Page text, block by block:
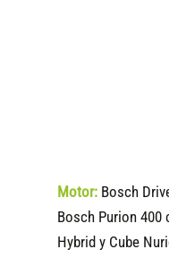
Motor:Bosch
Bosch Purion 400
Hybrid y Cube